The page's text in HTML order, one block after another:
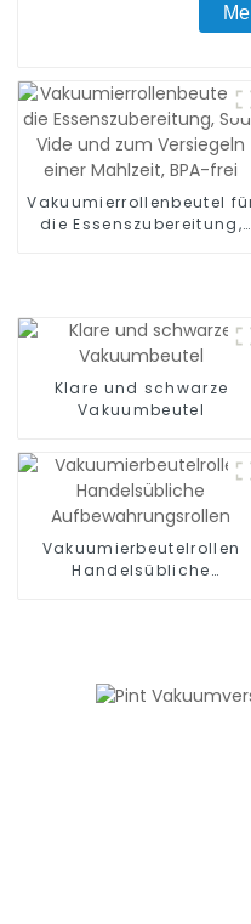
Vakuumierrollenbeutel
die Essenszubereitung,
Klare und schwarze
Vakuumbeutel
Vakuumierbeutelrollen
Handelsübliche